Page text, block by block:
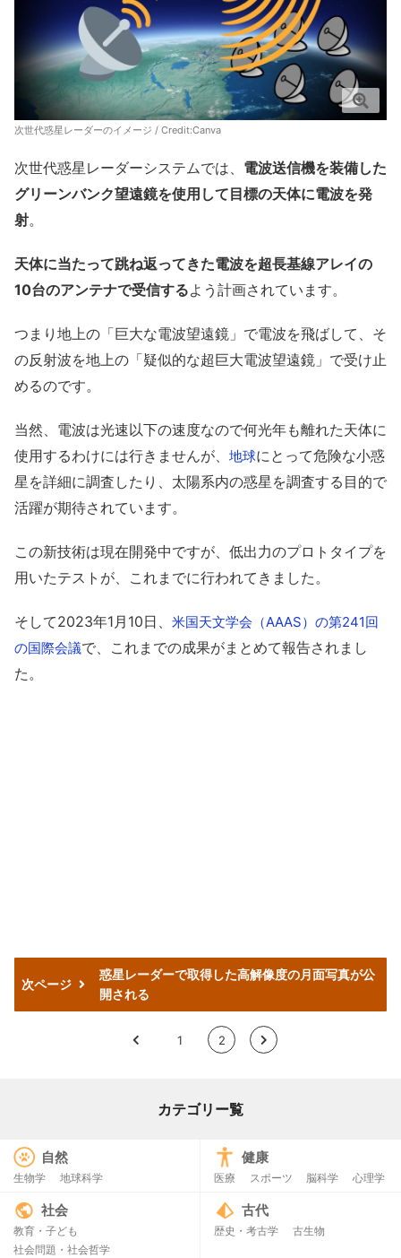
次世代惑星レーダーのイメージ / Credit:Canva
次世代惑星レーダーシステムでは、 電波送信機を装備した
グリーンバンク望遠鏡を使用して目標の天体に電波を発
射。
天体に当たって跳ね返ってきた電波を超長基線アレイの
10台のアンテナで受信するよう計画されています。
つまり地上の「巨大な電波望遠鏡」で電波を飛ばして、そ
の反射波を地上の「疑似的な超巨大電波望遠鏡」で受け止
めるのです。
当然、電波は光速以下の速度なので何光年も離れた天体に
使用するわけには行きませんが、 地球にとって危険な小惑
星を詳細に調査したり、太陽系内の惑星を調査する目的で
活躍が期待されています。
この新技術は現在開発中ですが、低出力のプロトタイプを
用いたテストが、これまでに行われてきました。
そして2023年1月10日、 米国天文学会（AAAS）の第241回
の国際会議で、これまでの成果がまとめて報告されまし
た。
次ページ
惑星レーダーで取得した高解像度の月面写真が公
開される
< 1 2 >
カテゴリー覧
自然
生物学 地球科学
健康
医療 スポーツ 脳科学 心理学
社会
教育・子ども
社会問題・社会哲学
古代
歴史・考古学 古生物